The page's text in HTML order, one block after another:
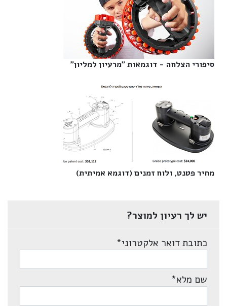
סיפורי הצלחה - דוגמאות "מרעיון למליון"‎
מחיר פטנט, ולוח זמנים (דוגמא אמיתית)‎
יש לך רעיון למוצר?
כתובת דואר אלקטרוני*
שם מלא*